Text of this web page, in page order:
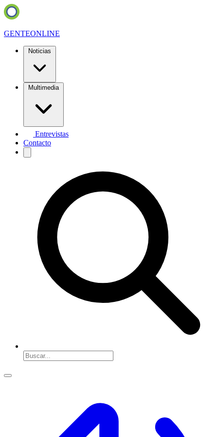
GENTEONLINE
Noticias
Multimedia
Entrevistas
Contacto